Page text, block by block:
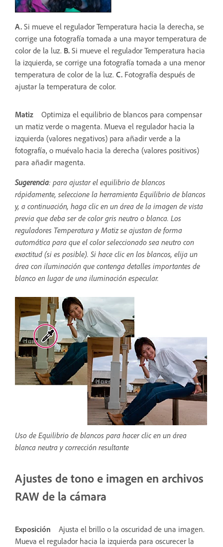
A. Si mueve el regulador Temperatura hacia la derecha, se
corrige una fotografía tomada a una mayor temperatura de
color de la luz. B. Si mueve el regulador Temperatura hacia
la izquierda, se corrige una fotografía tomada a una menor
temperatura de color de la luz. C. Fotografía después de
ajustar la temperatura de color.
Matiz
Optimiza el equilibrio de blancos para compensar
un matiz verde o magenta. Mueva el regulador hacia la
izquierda (valores negativos) para añadir verde a la
fotografía, o muévalo hacia la derecha (valores positivos)
para añadir magenta.
Sugerencia: para ajustar el equilibrio de blancos
rápidamente, seleccione la herramienta Equilibrio de blancos
y, a continuación, haga clic en un área de la imagen de vista
previa que deba ser de color gris neutro o blanca. Los
reguladores Temperatura y Matiz se ajustan de forma
automática para que el color seleccionado sea neutro con
exactitud (si es posible). Si hace clic en los blancos, elija un
área con iluminación que contenga detalles importantes de
blanco en lugar de una iluminación especular.
Uso de Equilibrio de blancos para hacer clic en un área
blanca neutra y corrección resultante
Ajustes de tono e imagen en archivos
RAW de la cámara
Exposición
Ajusta el brillo o la oscuridad de una imagen.
Mueva el regulador hacia la izquierda para oscurecer la